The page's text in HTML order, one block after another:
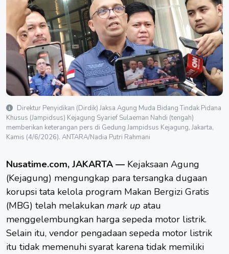
Direktur Penyidikan (Dirdik) Jaksa Agung Muda Bidang Tindak Pidana
Khusus (Jampidsus) Kejagung Syarief Sulaeman Nahdi (tengah)
memberikan keterangan pers di Gedung Jampidsus Kejagung, Jakarta,
Kamis (4/6/2026). ANTARA/Nadia Putri Rahmani
Nusatime.com, JAKARTA — Kejaksaan Agung
(Kejagung) mengungkap para tersangka dugaan
korupsi tata kelola program Makan Bergizi Gratis
(MBG) telah melakukan mark up atau
menggelembungkan harga sepeda motor listrik.
Selain itu, vendor pengadaan sepeda motor listrik
itu tidak memenuhi syarat karena tidak memiliki